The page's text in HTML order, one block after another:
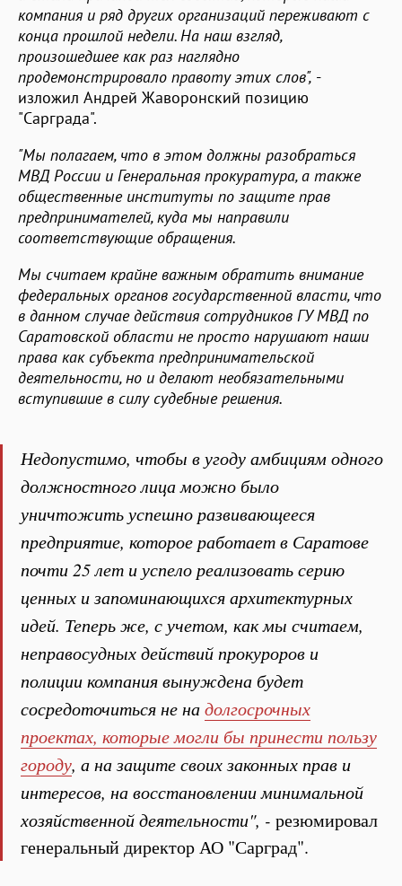
компания и ряд других организаций переживают с
конца прошлой недели. На наш взгляд,
произошедшее как раз наглядно
продемонстрировало правоту этих слов", -
изложил Андрей Жаворонский позицию
"Сарграда".
"Мы полагаем, что в этом должны разобраться
МВД России и Генеральная прокуратура, а также
общественные институты по защите прав
предпринимателей, куда мы направили
соответствующие обращения.
Мы считаем крайне важным обратить внимание
федеральных органов государственной власти, что
в данном случае действия сотрудников ГУ МВД по
Саратовской области не просто нарушают наши
права как субъекта предпринимательской
деятельности, но и делают необязательными
вступившие в силу судебные решения.
Недопустимо, чтобы в угоду амбициям одного
должностного лица можно было
уничтожить успешно развивающееся
предприятие, которое работает в Саратове
почти 25 лет и успело реализовать серию
ценных и запоминающихся архитектурных
идей. Теперь же, с учетом, как мы считаем,
неправосудных действий прокуроров и
полиции компания вынуждена будет
сосредоточиться не надолгосрочных
проектах, которые могли бы принести пользу
городу, а на защите своих законных прав и
интересов, на восстановлении минимальной
хозяйственной деятельности", - резюмировал
генеральный директор АО "Сарград".